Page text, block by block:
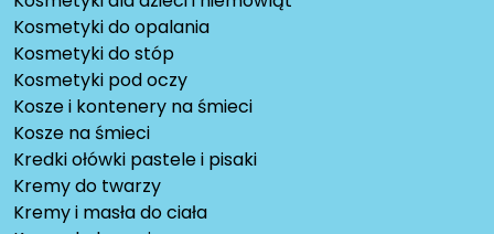
Kosmetyki do opalania
Kosmetyki do stóp
Kosmetyki pod oczy
Kosze i kontenery na śmieci
Kosze na śmieci
Kredki ołówki pastele i pisaki
Kremy do twarzy
Kremy i masła do ciała